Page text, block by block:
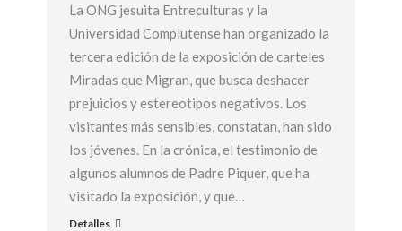
La ONG jesuita Entreculturas y la
Universidad Complutense han organizado la
tercera edición de la exposición de carteles
Miradas que Migran, que busca deshacer
prejuicios y estereotipos negativos. Los
visitantes más sensibles, constatan, han sido
los jóvenes. En la crónica, el testimonio de
algunos alumnos de Padre Piquer, que ha
visitado la exposición, y que…
Detalles